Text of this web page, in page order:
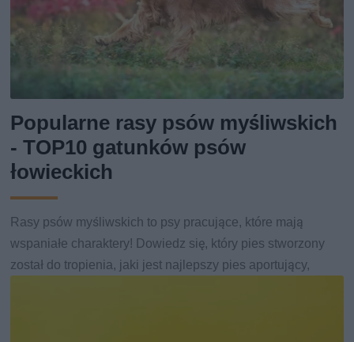
Popularne rasy psów myśliwskich
- TOP10 gatunków psów
łowieckich
Rasy psów myśliwskich to psy pracujące, które mają
wspaniałe charaktery! Dowiedz się, który pies stworzony
został do tropienia, jaki jest najlepszy pies aportujący,